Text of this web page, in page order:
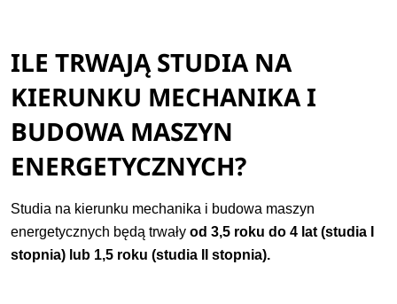
ILE TRWAJĄ STUDIA NA
KIERUNKU MECHANIKA I
BUDOWA MASZYN
ENERGETYCZNYCH?
Studia na kierunku mechanika i budowa maszyn
energetycznych będą trwały od 3,5 roku do 4 lat (studia I
stopnia) lub 1,5 roku (studia II stopnia).